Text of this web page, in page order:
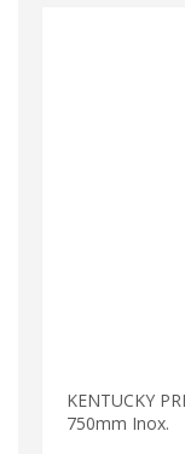
KENTUCKY
750mm Inox.